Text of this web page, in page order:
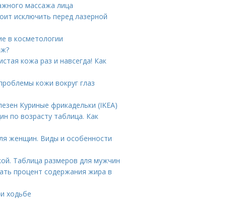
массажа лица
исключить перед лазерной
в косметологии
кожа раз и навсегда! Как
кожи вокруг глаз
Куриные фрикадельки (IKEA)
по возрасту таблица. Как
женщин. Виды и особенности
Таблица размеров для мужчин
процент содержания жира в
ходьбе